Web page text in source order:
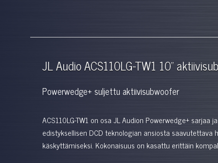
JL Audio ACS110LG-TW1 10"
Powerwedge+ suljettu aktiivisubwoofer
ACS110LG-TW1 on osa JL Audion Powerwedge+
edistyksellisen DCD teknologian ansiosta
käskyttämiseksi. Kokonaisuus on kasattu erittäin